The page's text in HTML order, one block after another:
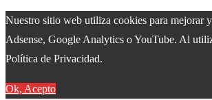
Nuestro sitio web utiliza cookies para mejorar
Adsense, Google Analytics o YouTube. Al
Política de Privacidad.
Ok, Acepto